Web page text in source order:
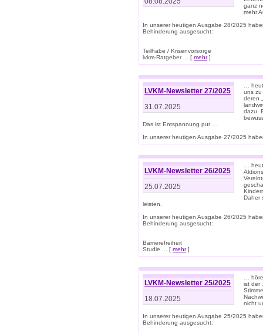
ganz
mehr
In unserer heutigen Ausgabe 28/2025
Behinderung ausgesucht:
Teilhabe / Krisenvorsorge
lvkm-Ratgeber ... [ mehr]
LVKM-Newsletter 27/2025
31.07.2025
…
uns zu
deren
dazu.
Das ist Entspannung pur …
In unserer heutigen Ausgabe 27/2025
LVKM-Newsletter 26/2025
25.07.2025
…
Daher
leisten.
In unserer heutigen Ausgabe 26/2025
Behinderung ausgesucht:
Barrierefreiheit
Studie ... [ mehr]
LVKM-Newsletter 25/2025
18.07.2025
…
ist der
nicht
In unserer heutigen Ausgabe 25/2025
Behinderung ausgesucht: